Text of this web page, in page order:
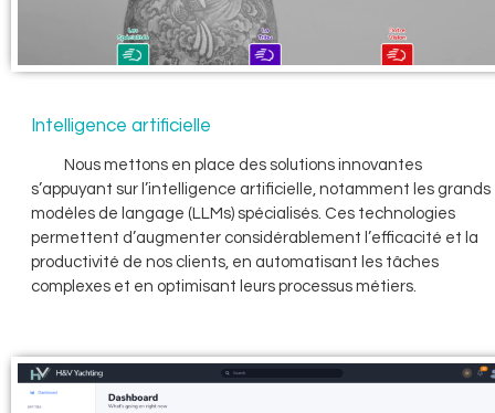
Intelligence artificielle
Nous mettons en place des solutions innovantes
s’appuyant sur l’intelligence artificielle, notamment les grands
modèles de langage (LLMs) spécialisés. Ces technologies
permettent d’augmenter considérablement l’efficacité et la
productivité de nos clients, en automatisant les tâches
complexes et en optimisant leurs processus métiers.